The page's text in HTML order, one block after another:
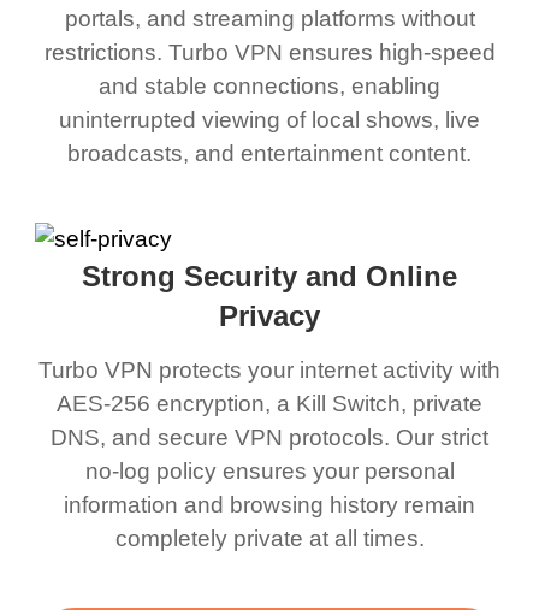
portals, and streaming platforms without
restrictions. Turbo VPN ensures high-speed
and stable connections, enabling
uninterrupted viewing of local shows, live
broadcasts, and entertainment content.
Strong Security and Online
Privacy
Turbo VPN protects your internet activity with
AES-256 encryption, a Kill Switch, private
DNS, and secure VPN protocols. Our strict
no-log policy ensures your personal
information and browsing history remain
completely private at all times.